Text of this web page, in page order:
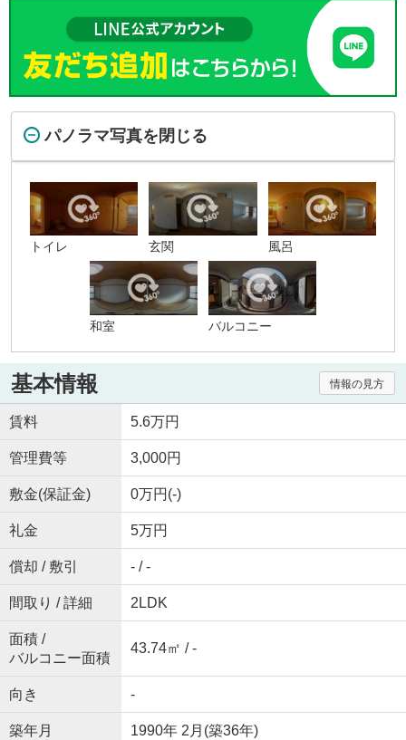
パノラマ写真を閉じる
トイレ 玄関 風呂
和室 バルコニー
基本情報 情報の見方
賃料 5.6万円
管理費等 3,000円
敷金(保証金) 0万円(-)
礼金 5万円
償却 / 敷引 - / -
間取り / 詳細 2LDK
面積 /
バルコニー面積
43.74㎡ / -
向き -
築年月 1990年 2月(築36年)